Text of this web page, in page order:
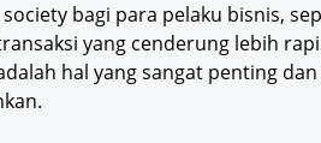
bagi para pelaku bisnis,
yang cenderung lebih
hal yang sangat penting